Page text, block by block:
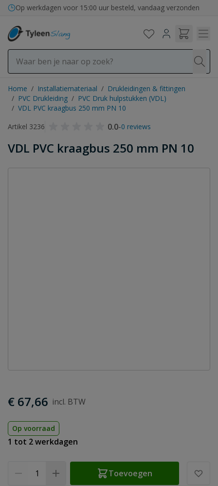
Ga naar de inhoud
Op werkdagen voor 15:00 uur besteld, vandaag verzonden
Home / Installatiemateriaal / Drukleidingen & fittingen
/ PVC Drukleiding / PVC Druk hulpstukken (VDL)
/ VDL PVC kraagbus 250 mm PN 10
Artikel 3236
0.0-0 reviews
VDL PVC kraagbus 250 mm PN 10
€ 67,66
Op voorraad
1 tot 2 werkdagen
Toevoegen